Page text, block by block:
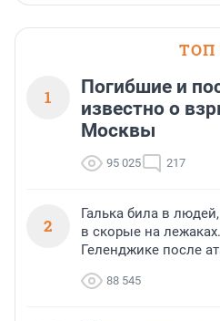
ТОП
1
Погибшие и
известно о
Москвы
95 025 217
2
Галька била в
в скорые на
Геленджике после
88 545